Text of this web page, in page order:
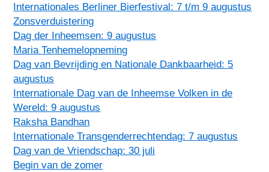
Internationales Berliner Bierfestival: 7 t/m 9 augustus
Zonsverduistering
Dag der Inheemsen: 9 augustus
Maria Tenhemelopneming
Dag van Bevrijding en Nationale Dankbaarheid: 5
augustus
Internationale Dag van de Inheemse Volken in de
Wereld: 9 augustus
Raksha Bandhan
Internationale Transgenderrechtendag: 7 augustus
Dag van de Vriendschap: 30 juli
Begin van de zomer